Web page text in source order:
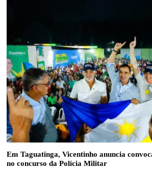
Em Taguatinga, Vicentinho anuncia
no concurso da Polícia Militar